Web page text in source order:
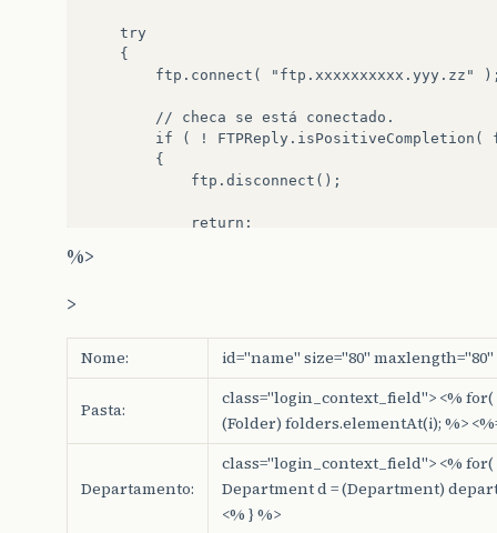
	    ftp.storeFile( file.getName(), fi );
	    ftp.disconnect();
%>
>
Nome: id="name" size="80"
Pasta:
class="login_context_field"> <% for(
(Folder) folders.elementAt(i); %>
Departamento:
class="login_context_field"> <% for(
Department d = (Department)
<% } %>